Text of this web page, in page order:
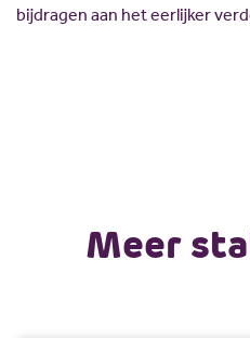
bijdragen aan het eerlijker
Meer